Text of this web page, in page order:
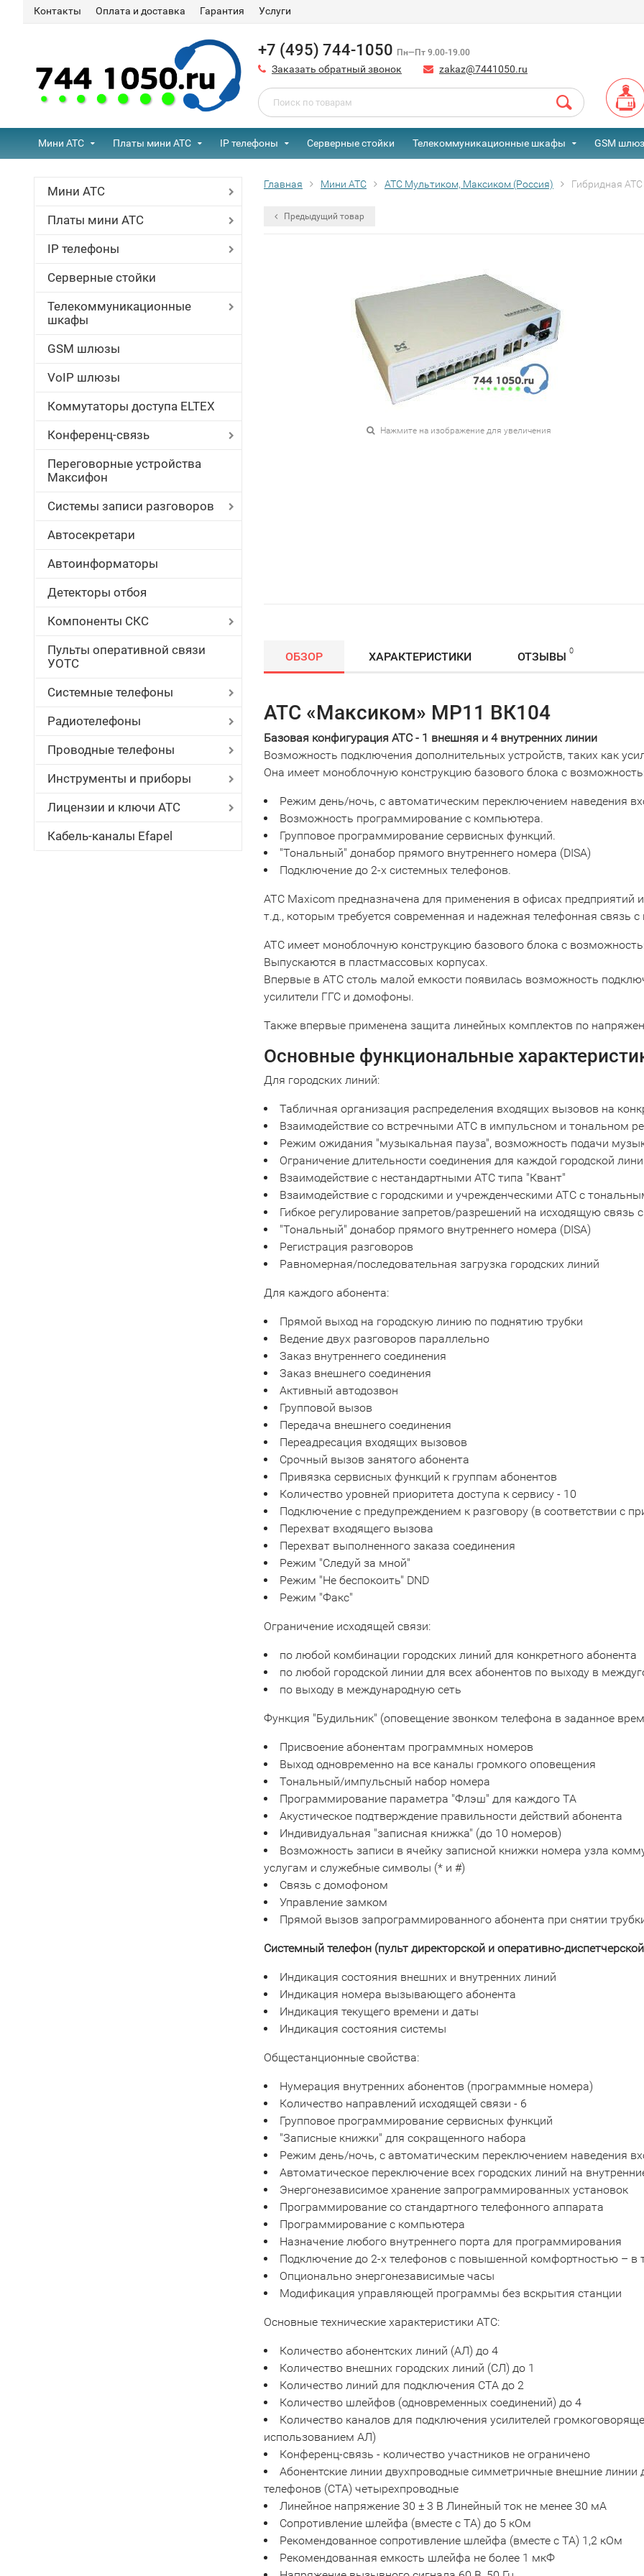
Контакты Оплата и доставка Гарантия Услуги
+7 (495) 744-1050 Пн—Пт 9.00-19.00
Заказать обратный звонок zakaz@7441050.ru
Мини АТС Платы мини АТС IP телефоны Серверные стойки Телекоммуникационные шкафы GSM
Мини АТС
Платы мини АТС
IP телефоны
Серверные стойки
Телекоммуникационные
шкафы
GSM шлюзы
VoIP шлюзы
Коммутаторы доступа ELTEX
Конференц-связь
Переговорные устройства
Максифон
Системы записи разговоров
Автосекретари
Автоинформаторы
Детекторы отбоя
Компоненты СКС
Пульты оперативной связи
УОТС
Системные телефоны
Радиотелефоны
Проводные телефоны
Инструменты и приборы
Лицензии и ключи АТС
Кабель-каналы Efapel
Главная Мини АТС АТС Мультиком, Максиком (Россия) Гибридная
Предыдущий товар
Нажмите на изображение для увеличения
ОБЗОР ХАРАКТЕРИСТИКИ ОТЗЫВЫ 0
АТС «Максиком» МР11 ВК104
Базовая конфигурация АТС - 1 внешняя и 4 внутренних линии
Возможность подключения дополнительных устройств, таких как
Она имеет моноблочную конструкцию базового блока с
Режим день/ночь, с автоматическим переключением наведения
Возможность программирование с компьютера.
Групповое программирование сервисных функций.
"Тональный" донабор прямого внутреннего номера (DISA)
Подключение до 2-х системных телефонов.
АТС Maxicom предназначена для применения в офисах предприятий
т.д., которым требуется современная и надежная телефонная
АТС имеет моноблочную конструкцию базового блока с
Выпускаются в пластмассовых корпусах.
Впервые в АТС столь малой емкости появилась возможность
усилители ГГС и домофоны.
Также впервые применена защита линейных комплектов по
Основные функциональные
Для городских линий:
Табличная организация распределения входящих вызовов на
Взаимодействие со встречными АТС в импульсном и тональном
Режим ожидания "музыкальная пауза", возможность подачи
Ограничение длительности соединения для каждой городской
Взаимодействие с нестандартными АТС типа "Квант"
Взаимодействие с городскими и учрежденческими АТС с
Гибкое регулирование запретов/разрешений на исходящую
"Тональный" донабор прямого внутреннего номера (DISA)
Регистрация разговоров
Равномерная/последовательная загрузка городских линий
Для каждого абонента:
Прямой выход на городскую линию по поднятию трубки
Ведение двух разговоров параллельно
Заказ внутреннего соединения
Заказ внешнего соединения
Активный автодозвон
Групповой вызов
Передача внешнего соединения
Переадресация входящих вызовов
Срочный вызов занятого абонента
Привязка сервисных функций к группам абонентов
Количество уровней приоритета доступа к сервису - 10
Подключение с предупреждением к разговору (в соответствии с
Перехват входящего вызова
Перехват выполненного заказа соединения
Режим "Следуй за мной"
Режим "Не беспокоить" DND
Режим "Факс"
Ограничение исходящей связи:
по любой комбинации городских линий для конкретного абонента
по любой городской линии для всех абонентов по выходу в
по выходу в международную сеть
Функция "Будильник" (оповещение звонком телефона в заданное
Присвоение абонентам программных номеров
Выход одновременно на все каналы громкого оповещения
Тональный/импульсный набор номера
Программирование параметра "Флэш" для каждого ТА
Акустическое подтверждение правильности действий абонента
Индивидуальная "записная книжка" (до 10 номеров)
Возможность записи в ячейку записной книжки номера узла
услугам и служебные символы (* и #)
Связь с домофоном
Управление замком
Прямой вызов запрограммированного абонента при снятии
Системный телефон (пульт директорской и оперативно-
Индикация состояния внешних и внутренних линий
Индикация номера вызывающего абонента
Индикация текущего времени и даты
Индикация состояния системы
Общестанционные свойства:
Нумерация внутренних абонентов (программные номера)
Количество направлений исходящей связи - 6
Групповое программирование сервисных функций
"Записные книжки" для сокращенного набора
Режим день/ночь, с автоматическим переключением наведения
Автоматическое переключение всех городских линий на
Энергонезависимое хранение запрограммированных установок
Программирование со стандартного телефонного аппарата
Программирование с компьютера
Назначение любого внутреннего порта для программирования
Подключение до 2-х телефонов с повышенной комфортностью – в
Опционально энергонезависимые часы
Модификация управляющей программы без вскрытия станции
Основные технические характеристики АТС:
Количество абонентских линий (АЛ) до 4
Количество внешних городских линий (СЛ) до 1
Количество линий для подключения СТА до 2
Количество шлейфов (одновременных соединений) до 4
Количество каналов для подключения усилителей
использованием АЛ)
Конференц-связь - количество участников не ограничено
Абонентские линии двухпроводные симметричные внешние
телефонов (СТА) четырехпроводные
Линейное напряжение 30 ± 3 В Линейный ток не менее 30 мА
Cопротивление шлейфа (вместе с ТА) до 5 кОм
Рекомендованное сопротивление шлейфа (вместе с ТА) 1,2 кОм
Рекомендованная емкость шлейфа не более 1 мкФ